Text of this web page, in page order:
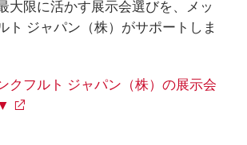
大限に活かす展示会選びを、メッ
ト ジャパン（株）がサポートしま
クフルト ジャパン（株）の展示会